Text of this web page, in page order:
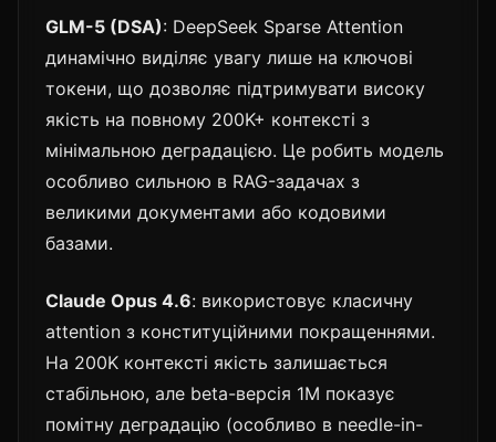
GLM-5 (DSA): DeepSeek Sparse Attention
динамічно виділяє увагу лише на ключові
токени, що дозволяє підтримувати високу
якість на повному 200K+ контексті з
мінімальною деградацією. Це робить модель
особливо сильною в RAG-задачах з
великими документами або кодовими
базами.
Claude Opus 4.6: використовує класичну
attention з конституційними покращеннями.
На 200K контексті якість залишається
стабільною, але beta-версія 1M показує
помітну деградацію (особливо в needle-in-